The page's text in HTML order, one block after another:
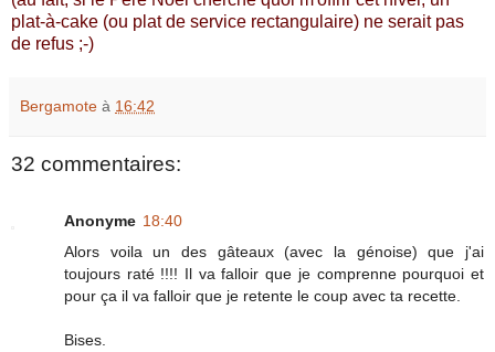
plat-à-cake (ou plat de service rectangulaire) ne serait pas
de refus ;-)
Bergamote à 16:42
32 commentaires:
Anonyme 18:40
Alors voila un des gâteaux (avec la génoise) que j'ai
toujours raté !!!! Il va falloir que je comprenne pourquoi et
pour ça il va falloir que je retente le coup avec ta recette.
Bises.